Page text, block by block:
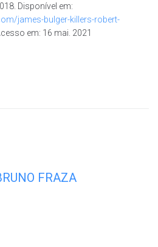
Disponível em:
james-bulger-killers-robert-
em: 16 mai. 2021
FRAZA